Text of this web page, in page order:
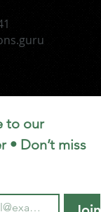
to our
• Don’t miss